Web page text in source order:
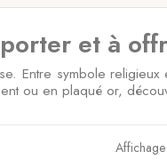
et à
Entre symbole
ou en plaqué or,